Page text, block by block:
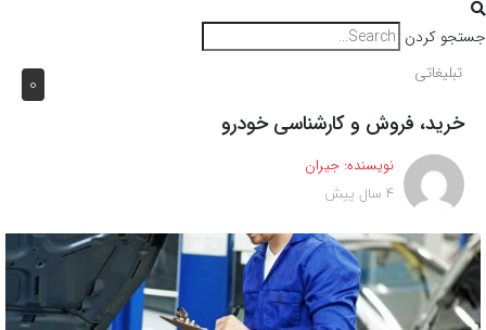
جستجو کردن
0 تبلیغاتی
خرید، فروش و کارشناسی خودرو
نویسنده: جیران
4 سال پیش